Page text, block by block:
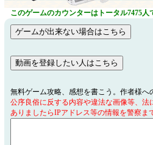
このゲームのカウンターはトータル7475人
無料ゲーム攻略、感想を書こう。作者様へ
公序良俗に反する内容や違法な画像等、
ありましたらIPアドレス等の情報を警察ま